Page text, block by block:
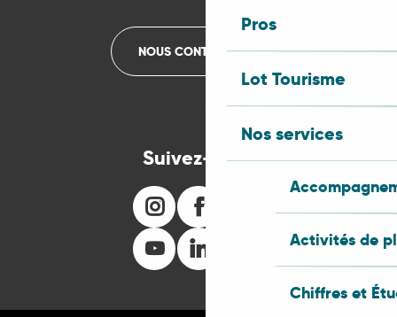
Pros
Lot Tourisme
Nos services
Activités de
Chiffres et
NOUS CONTACTER
Suivez-nous